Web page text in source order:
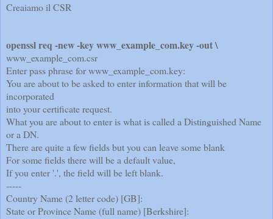
Creaiamo il CSR
openssl req -new -key www_example_com.key -out \
www_example_com.csr
Enter pass phrase for www_example_com.key:
You are about to be asked to enter information that will be
incorporated
into your certificate request.
What you are about to enter is what is called a Distinguished Name
or a DN.
There are quite a few fields but you can leave some blank
For some fields there will be a default value,
If you enter '.', the field will be left blank.
-----
Country Name (2 letter code) [GB]:
State or Province Name (full name) [Berkshire]: